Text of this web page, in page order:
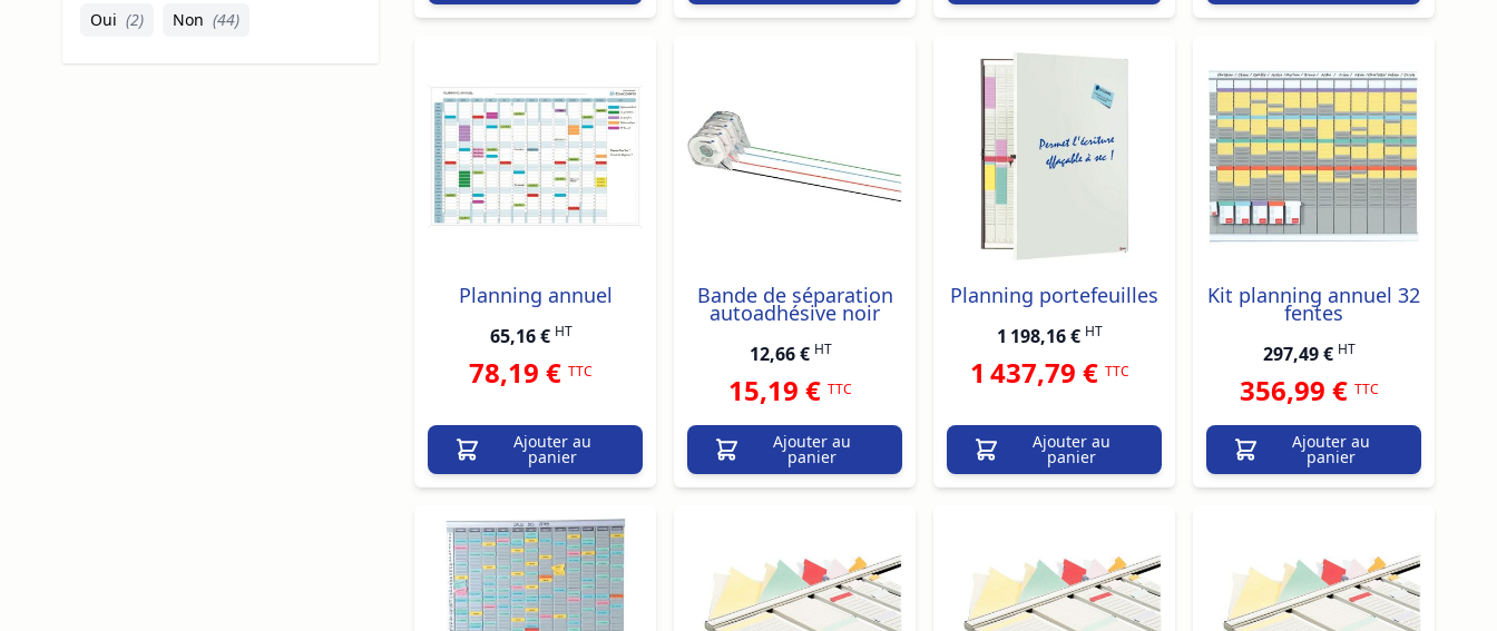
Oui (2) Non (44)
Planning annuel
65,16 € HT
78,19 € TTC
Ajouter au
panier
Bande de séparation
autoadhésive noir
12,66 € HT
15,19 € TTC
Ajouter au
panier
Planning portefeuilles
1 198,16 € HT
1 437,79 € TTC
Ajouter au
panier
Kit planning annuel 32
fentes
297,49 € HT
356,99 € TTC
Ajouter au
panier